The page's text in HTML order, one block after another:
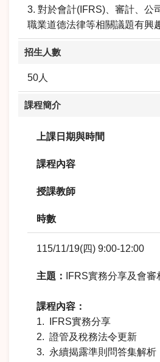
3. 對於會計(IFRS)、審計、公
職業道德法律等相關議題有興
招生人數
50人
課程簡介
上課日期與時間
課程內容
授課教師
時數
115/11/19(四) 9:00-12:00
主題： IFRS實務分享及會
課程內容：
1. IFRS實務分享
2. 證管及稅務法令更新
3. 永續揭露準則問答集解析